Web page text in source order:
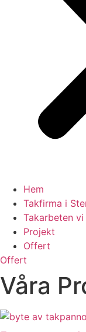
Hem
Takfirma i
Takarbeten
Projekt
Offert
Offert
Våra